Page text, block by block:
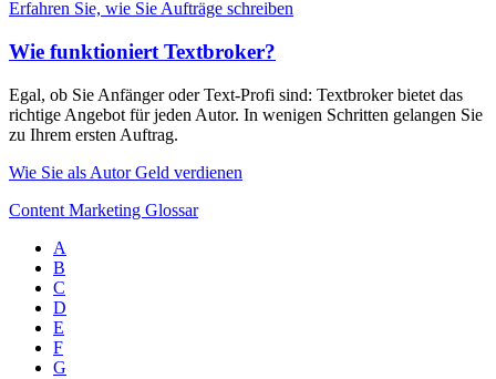
Erfahren Sie, wie Sie Aufträge schreiben
Wie funktioniert Textbroker?
Egal, ob Sie Anfänger oder Text-Profi sind: Textbroker bietet das
richtige Angebot für jeden Autor. In wenigen Schritten gelangen Sie
zu Ihrem ersten Auftrag.
Wie Sie als Autor Geld verdienen
Content Marketing Glossar
A
B
C
D
E
F
G